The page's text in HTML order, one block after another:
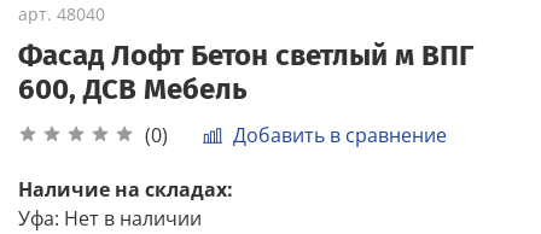
арт. 48040
Фасад Лофт Бетон светлый м ВПГ
600, ДСВ Мебель
(0) Добавить в сравнение
Наличие на складах:
Уфа: Нет в наличии